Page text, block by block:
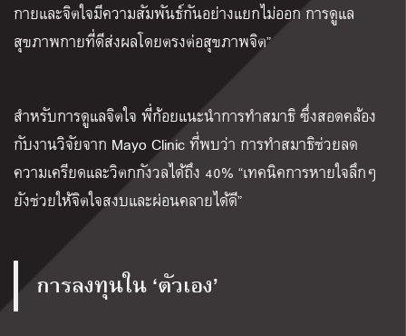
กายและจิตใจมีความสัมพันธ์กันอย่างแยกไม่ออก การดูแล
สุขภาพกายที่ดีส่งผลโดยตรงต่อสุขภาพจิต”
สำหรับการดูแลจิตใจ พี่ก้อยแนะนำการทำสมาธิ ซึ่งสอดคล้อง
กับงานวิจัยจาก Mayo Clinic ที่พบว่า การทำสมาธิช่วยลด
ความเครียดและวิตกกังวลได้ถึง 40% “เทคนิคการหายใจลึกๆ
ยังช่วยให้จิตใจสงบและผ่อนคลายได้ดี”
การลงทุนใน ‘ตัวเอง’